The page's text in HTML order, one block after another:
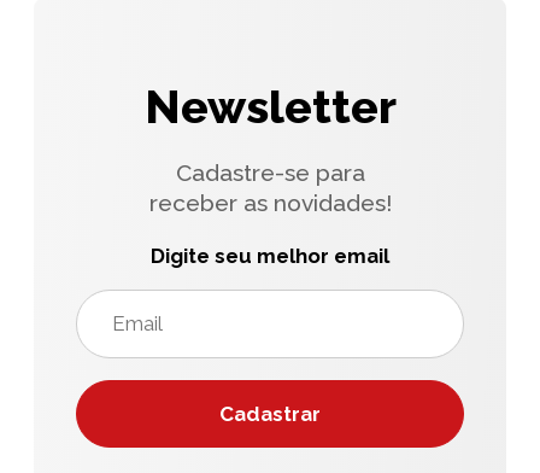
Newsletter
Cadastre-se para
receber as novidades!
Digite seu melhor email